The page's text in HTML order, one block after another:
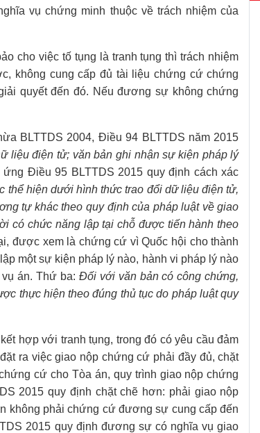
vụ chứng minh thuộc về trách nhiệm của
cho việc tố tụng là tranh tụng thì trách nhiệm
không cung cấp đủ tài liệu chứng cứ chứng
quyết đến đó. Nếu đương sự không chứng
BLTTDS 2004, Điều 94 BLTTDS năm 2015
liệu điện tử; văn bản ghi nhận sự kiện pháp lý
Điều 95 BLTTDS 2015 quy định cách xác
thể hiện dưới hình thức trao đổi dữ liệu điện tử,
tự khác theo quy định của pháp luật về giao
có chức năng lập tại chỗ được tiến hành theo
được xem là chứng cứ vì Quốc hội cho thành
một sự kiện pháp lý nào, hành vi pháp lý nào
án. Thứ ba: Đối với văn bản có công chứng,
thực hiện theo đúng thủ tục do pháp luật quy
hợp với tranh tụng, trong đó có yêu cầu đảm
ra việc giao nộp chứng cứ phải đầy đủ, chặt
cứ cho Tòa án, quy trình giao nộp chứng
2015 quy định chặt chẽ hơn: phải giao nộp
không phải chứng cứ đương sự cung cấp đến
2015 quy định đương sự có nghĩa vụ giao